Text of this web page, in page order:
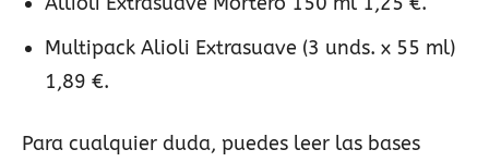
Multipack Alioli Extrasuave (3 unds. x 55 ml)
1,89 €.
Para cualquier duda, puedes leer las bases